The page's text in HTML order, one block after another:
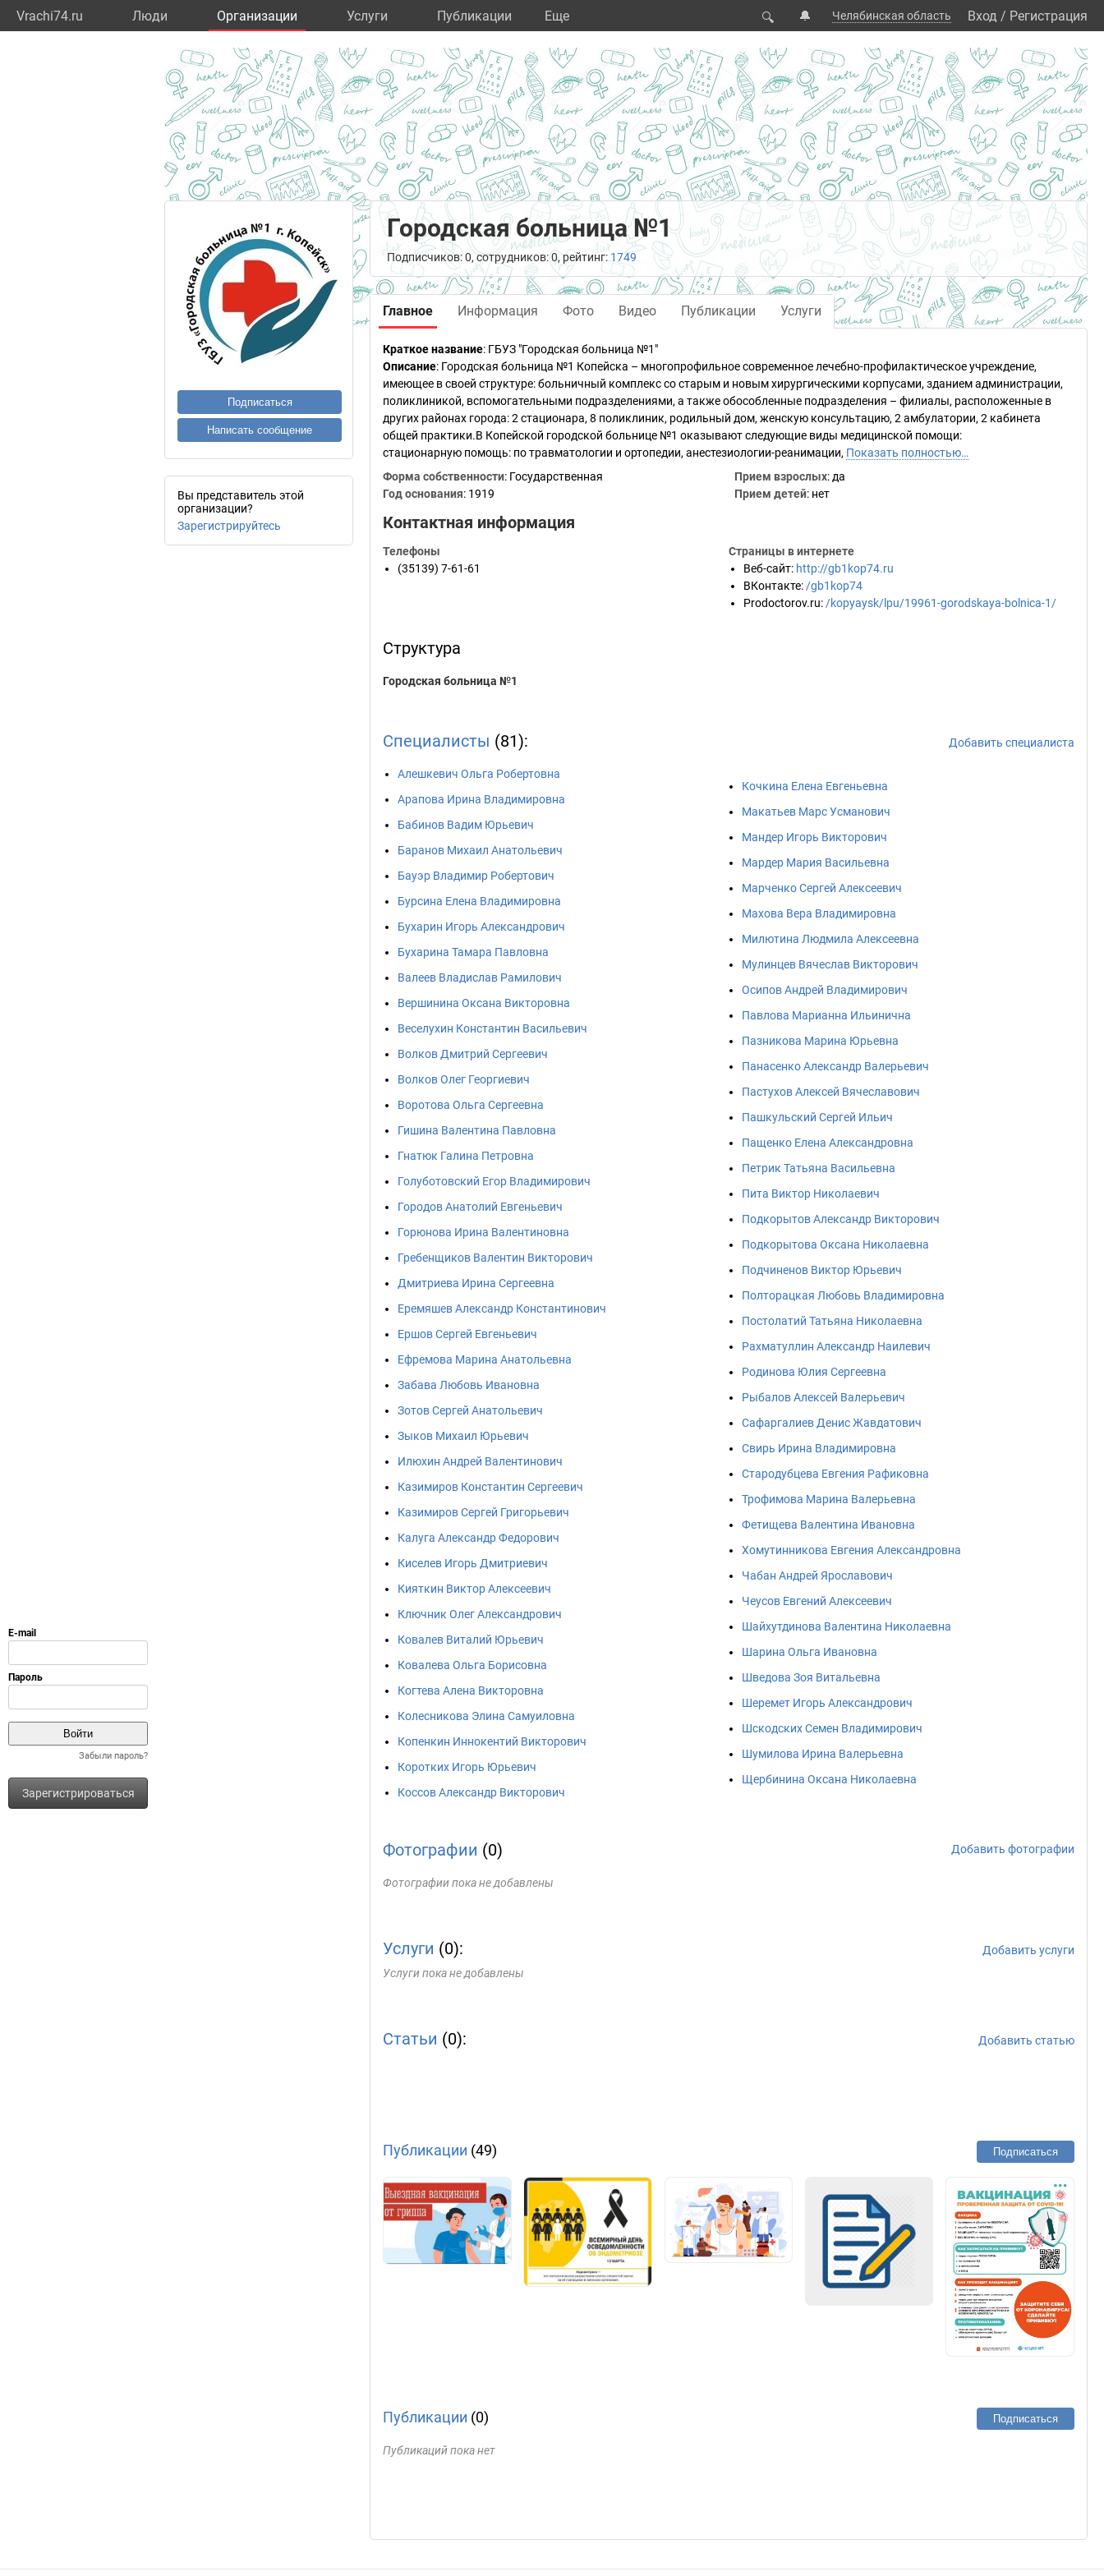
Vrachi74.ru Люди Организации Услуги Публикации Eще 🔍 🔔 Челябинская область Вход / Регистрация
Забыли пароль?
Зарегистрироваться
Подписаться
Написать сообщение
Вы представитель этой
организации?
Зарегистрируйтесь
Городская больница №1
Подписчиков: 0, сотрудников: 0, рейтинг: 1749
Главное Информация Фото Видео Публикации Услуги
Краткое название: ГБУЗ "Городская больница №1"
Описание: Городская больница №1 Копейска – многопрофильное современное лечебно-профилактическое учреждение,
имеющее в своей структуре: больничный комплекс со старым и новым хирургическими корпусами, зданием администрации,
поликлиникой, вспомогательными подразделениями, а также обособленные подразделения – филиалы, расположенные в
других районах города: 2 стационара, 8 поликлиник, родильный дом, женскую консультацию, 2 амбулатории, 2 кабинета
общей практики.В Копейской городской больнице №1 оказывают следующие виды медицинской помощи:
стационарную помощь: по травматологии и ортопедии, анестезиологии-реанимации, Показать полностью…
Форма собственности: Государственная
Год основания: 1919
Прием взрослых: да
Прием детей: нет
Контактная информация
Телефоны
(35139) 7-61-61
Страницы в интернете
Веб-сайт: http://gb1kop74.ru
ВКонтакте: /gb1kop74
Prodoctorov.ru: /kopyaysk/lpu/19961-gorodskaya-bolnica-1/
Структура
Городская больница №1
Специалисты (81): Добавить специалиста
Алешкевич Ольга Робертовна
Арапова Ирина Владимировна
Бабинов Вадим Юрьевич
Баранов Михаил Анатольевич
Бауэр Владимир Робертович
Бурсина Елена Владимировна
Бухарин Игорь Александрович
Бухарина Тамара Павловна
Валеев Владислав Рамилович
Вершинина Оксана Викторовна
Веселухин Константин Васильевич
Волков Дмитрий Сергеевич
Волков Олег Георгиевич
Воротова Ольга Сергеевна
Гишина Валентина Павловна
Гнатюк Галина Петровна
Голуботовский Егор Владимирович
Городов Анатолий Евгеньевич
Горюнова Ирина Валентиновна
Гребенщиков Валентин Викторович
Дмитриева Ирина Сергеевна
Еремяшев Александр Константинович
Ершов Сергей Евгеньевич
Ефремова Марина Анатольевна
Забава Любовь Ивановна
Зотов Сергей Анатольевич
Зыков Михаил Юрьевич
Илюхин Андрей Валентинович
Казимиров Константин Сергеевич
Казимиров Сергей Григорьевич
Калуга Александр Федорович
Киселев Игорь Дмитриевич
Кияткин Виктор Алексеевич
Ключник Олег Александрович
Ковалев Виталий Юрьевич
Ковалева Ольга Борисовна
Когтева Алена Викторовна
Колесникова Элина Самуиловна
Копенкин Иннокентий Викторович
Коротких Игорь Юрьевич
Коссов Александр Викторович
Кочкина Елена Евгеньевна
Макатьев Марс Усманович
Мандер Игорь Викторович
Мардер Мария Васильевна
Марченко Сергей Алексеевич
Махова Вера Владимировна
Милютина Людмила Алексеевна
Мулинцев Вячеслав Викторович
Осипов Андрей Владимирович
Павлова Марианна Ильинична
Пазникова Марина Юрьевна
Панасенко Александр Валерьевич
Пастухов Алексей Вячеславович
Пашкульский Сергей Ильич
Пащенко Елена Александровна
Петрик Татьяна Васильевна
Пита Виктор Николаевич
Подкорытов Александр Викторович
Подкорытова Оксана Николаевна
Подчиненов Виктор Юрьевич
Полторацкая Любовь Владимировна
Постолатий Татьяна Николаевна
Рахматуллин Александр Наилевич
Родинова Юлия Сергеевна
Рыбалов Алексей Валерьевич
Сафаргалиев Денис Жавдатович
Свирь Ирина Владимировна
Стародубцева Евгения Рафиковна
Трофимова Марина Валерьевна
Фетищева Валентина Ивановна
Хомутинникова Евгения Александровна
Чабан Андрей Ярославович
Чеусов Евгений Алексеевич
Шайхутдинова Валентина Николаевна
Шарина Ольга Ивановна
Шведова Зоя Витальевна
Шеремет Игорь Александрович
Шскодских Семен Владимирович
Шумилова Ирина Валерьевна
Щербинина Оксана Николаевна
Фотографии (0) Добавить фотографии
Фотографии пока не добавлены
Услуги (0):
Добавить услуги
Услуги пока не добавлены
Статьи (0): Добавить статью
Публикации (49) Подписаться
Публикации (0) Подписаться
Публикаций пока нет